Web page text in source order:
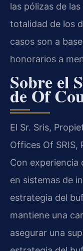
las pólizas de
totalidad de los
casos son a
honorarios a
Sobre el
de Of
El Sr. Sris,
Offices Of SRIS,
Con experiencia
en sistemas de
estrategia del
mantiene una
asegurar una